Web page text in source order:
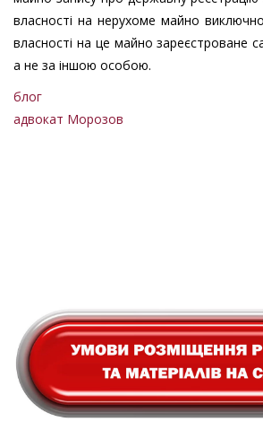
власності на нерухоме майно
власності на це майно зареєстроване
а не за іншою особою.
блог
адвокат Морозов